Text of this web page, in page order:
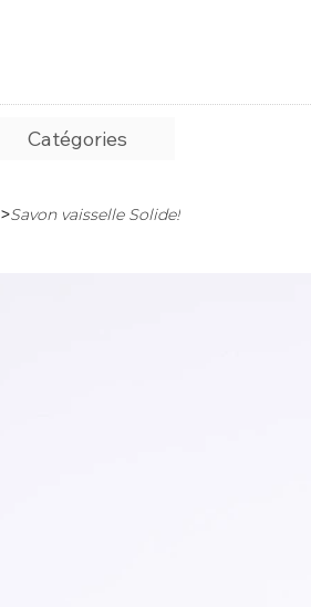
Catégories
>Savon vaisselle Solide!